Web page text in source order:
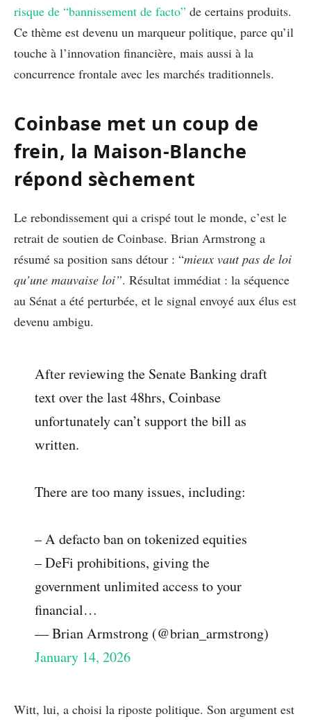
risque de “bannissement de facto” de certains produits.
Ce thème est devenu un marqueur politique, parce qu’il
touche à l’innovation financière, mais aussi à la
concurrence frontale avec les marchés traditionnels.
Coinbase met un coup de
frein, la Maison-Blanche
répond sèchement
Le rebondissement qui a crispé tout le monde, c’est le
retrait de soutien de Coinbase. Brian Armstrong a
résumé sa position sans détour : “mieux vaut pas de loi
qu’une mauvaise loi”. Résultat immédiat : la séquence
au Sénat a été perturbée, et le signal envoyé aux élus est
devenu ambigu.
After reviewing the Senate Banking draft
text over the last 48hrs, Coinbase
unfortunately can’t support the bill as
written.
There are too many issues, including:
– A defacto ban on tokenized equities
– DeFi prohibitions, giving the
government unlimited access to your
financial…
— Brian Armstrong (@brian_armstrong)
January 14, 2026
Witt, lui, a choisi la riposte politique. Son argument est